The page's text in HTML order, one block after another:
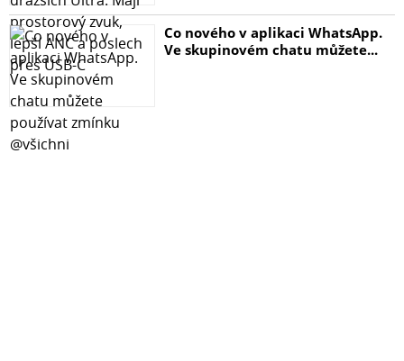
Co nového v aplikaci WhatsApp.
Ve skupinovém chatu můžete...